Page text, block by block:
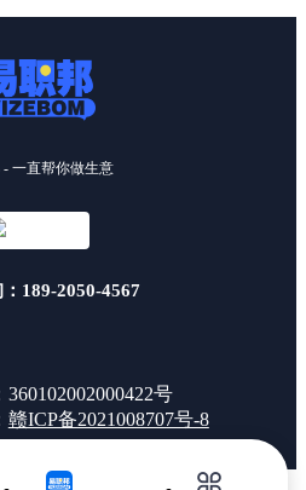
- 一直帮你做生意
189-2050-4567
号
赣ICP备2021008707号-8